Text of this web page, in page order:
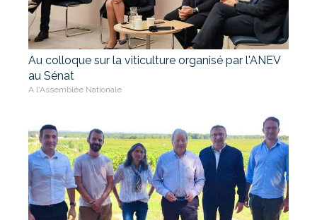
Au colloque sur la viticulture organisé par l'ANEV
au Sénat
A l'Assemblée Nationale